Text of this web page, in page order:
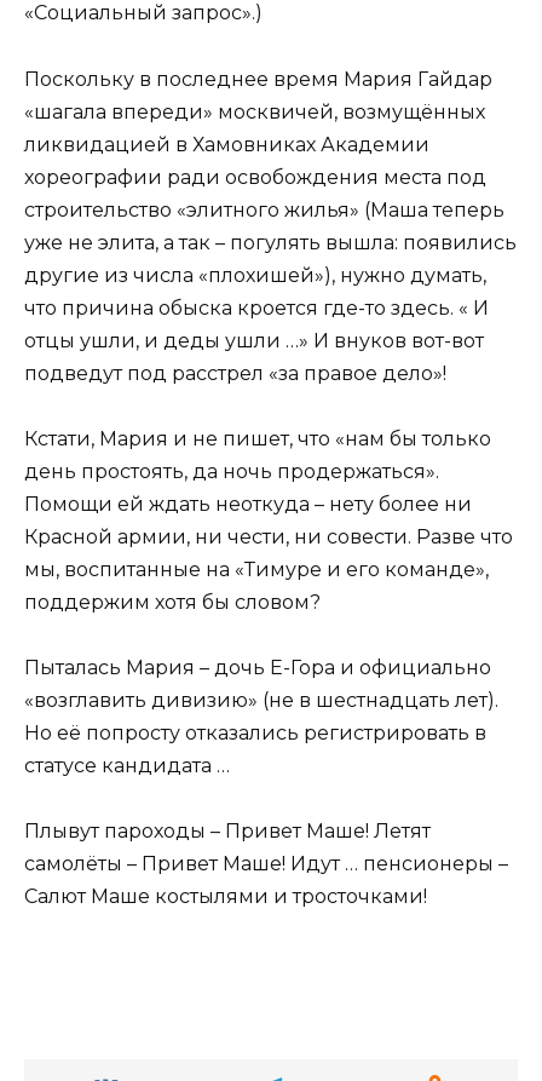
«Социальный запрос».)
Поскольку в последнее время Мария Гайдар
«шагала впереди» москвичей, возмущённых
ликвидацией в Хамовниках Академии
хореографии ради освобождения места под
строительство «элитного жилья» (Маша теперь
уже не элита, а так – погулять вышла: появились
другие из числа «плохишей»), нужно думать,
что причина обыска кроется где-то здесь. « И
отцы ушли, и деды ушли …» И внуков вот-вот
подведут под расстрел «за правое дело»!
Кстати, Мария и не пишет, что «нам бы только
день простоять, да ночь продержаться».
Помощи ей ждать неоткуда – нету более ни
Красной армии, ни чести, ни совести. Разве что
мы, воспитанные на «Тимуре и его команде»,
поддержим хотя бы словом?
Пыталась Мария – дочь Е-Гора и официально
«возглавить дивизию» (не в шестнадцать лет).
Но её попросту отказались регистрировать в
статусе кандидата …
Плывут пароходы – Привет Маше! Летят
самолёты – Привет Маше! Идут … пенсионеры –
Салют Маше костылями и тросточками!